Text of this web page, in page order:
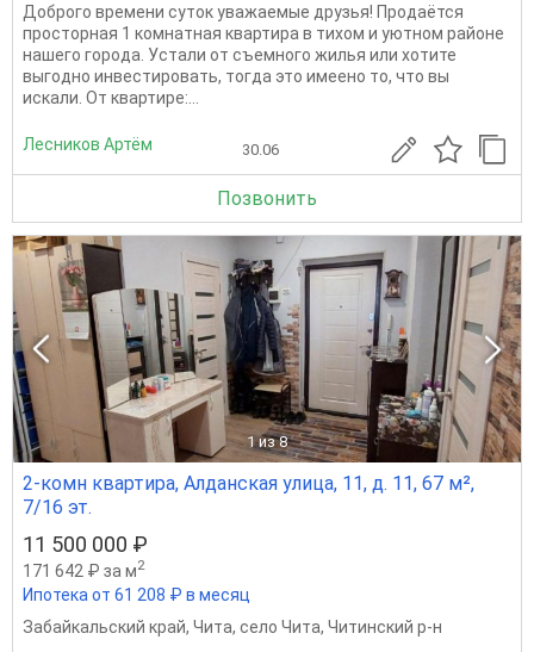
Доброго времени суток уважаемые друзья! Продаётся
просторная 1 комнатная квартира в тихом и уютном районе
нашего города. Устали от съемного жилья или хотите
выгодно инвестировать, тогда это имеено то, что вы
искали. От квартире:...
Лесников Артём 30.06
Позвонить
1 из 8
2-комн квартира, Алданская улица, 11, д. 11, 67 м²,
7/16 эт.
11 500 000 ₽
171 642 ₽ за м2
Ипотека от 61 208 ₽ в месяц
Забайкальский край, Чита, село Чита, Читинский р-н